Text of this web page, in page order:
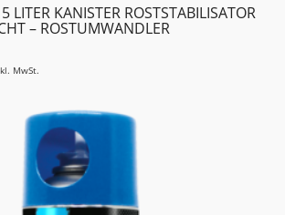
LITER KANISTER ROSTSTABILISATOR
– ROSTUMWANDLER
MwSt.